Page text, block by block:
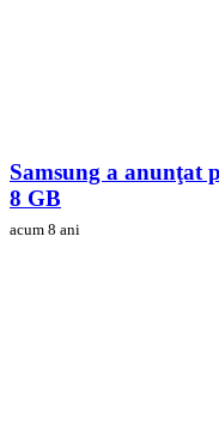
Samsung a anunţat
8 GB
acum 8 ani